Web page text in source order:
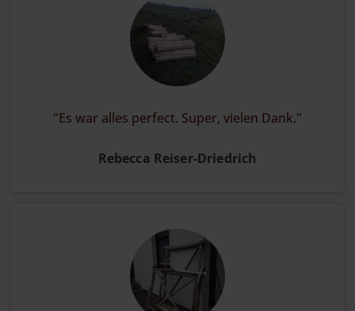
Es war alles perfect. Super, vielen Dank.
Rebecca Reiser-Driedrich